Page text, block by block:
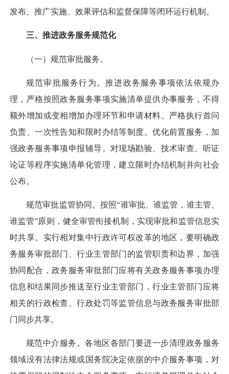
发布、推广实施、效果评估和监督保障等闭环运行机制。
三、推进政务服务规范化
（一）规范审批服务。
规范审批服务行为。推进政务服务事项依法依规办
理，严格按照政务服务事项实施清单提供办事服务，不得
额外增加或变相增加办理环节和申请材料。严格执行首问
负责、一次性告知和限时办结等制度。优化前置服务，加
强政务服务事项申报辅导。对现场勘验、技术审查、听证
论证等程序实施清单化管理，建立限时办结机制并向社会
公布。
规范审批监管协同。按照“谁审批、谁监管，谁主管、
谁监管”原则，健全审管衔接机制，实现审批和监管信息实
时共享。实行相对集中行政许可权改革的地区，要明确政
务服务审批部门、行业主管部门的监管职责和边界，加强
协同配合，政务服务审批部门应将有关政务服务事项办理
信息和结果同步推送至行业主管部门，行业主管部门应将
相关的行政检查、行政处罚等监管信息与政务服务审批部
门同步共享。
规范中介服务。各地区各部门要进一步清理政务服务
领域没有法律法规或国务院决定依据的中介服务事项，对